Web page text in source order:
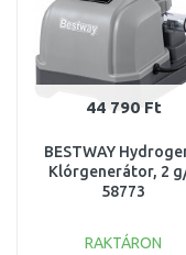
44 790 Ft
BESTWAY
Klórgenerátor, 2
58773
RAKTÁRON